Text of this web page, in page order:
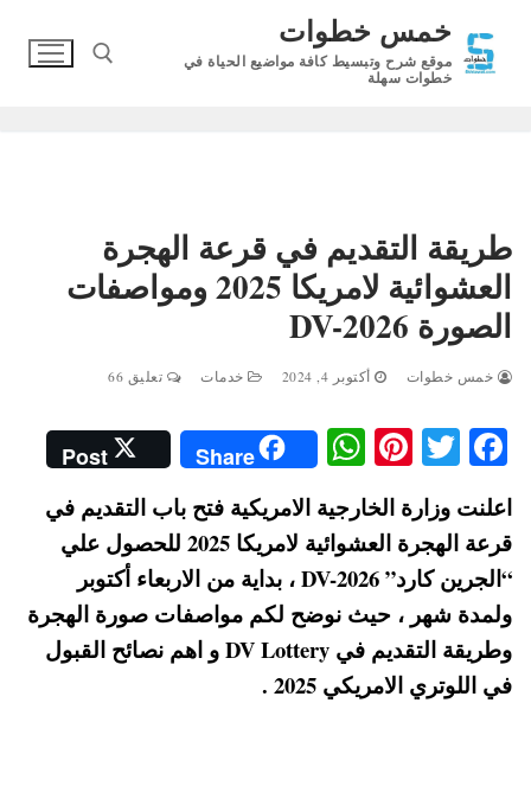
المحتوى
خمس خطوات
موقع شرح وتبسيط كافة مواضيع الحياة في
خطوات سهلة
طريقة التقديم في قرعة الهجرة
العشوائية لامريكا 2025 ومواصفات
الصورة DV-2026
خمس خطوات أكتوبر 4, 2024 خدمات تعليق 66
Fa
bo
ok
T
wi
tte
r
Pi
nt
er
es
t
W
ha
ts
A
pp
Share
Post
اعلنت وزارة الخارجية الامريكية فتح باب التقديم في
قرعة الهجرة العشوائية لامريكا 2025 للحصول علي
“الجرين كارد” DV-2026 ، بداية من الاربعاء أكتوبر
ولمدة شهر ، حيث نوضح لكم مواصفات صورة الهجرة
وطريقة التقديم في DV Lottery و اهم نصائح القبول
في اللوتري الامريكي 2025 .